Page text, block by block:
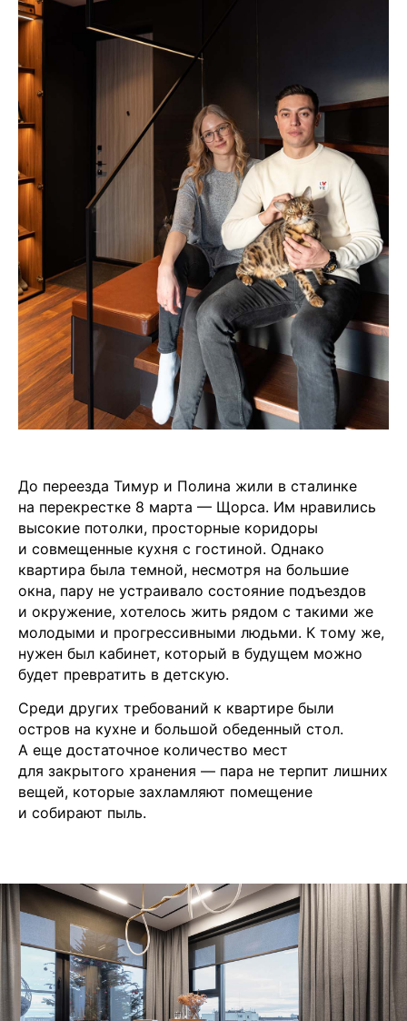
До переезда Тимур и Полина жили в сталинке
на перекрестке 8 марта — Щорса. Им нравились
высокие потолки, просторные коридоры
и совмещенные кухня с гостиной. Однако
квартира была темной, несмотря на большие
окна, пару не устраивало состояние подъездов
и окружение, хотелось жить рядом с такими же
молодыми и прогрессивными людьми. К тому же,
нужен был кабинет, который в будущем можно
будет превратить в детскую.
Среди других требований к квартире были
остров на кухне и большой обеденный стол.
А еще достаточное количество мест
для закрытого хранения — пара не терпит лишних
вещей, которые захламляют помещение
и собирают пыль.